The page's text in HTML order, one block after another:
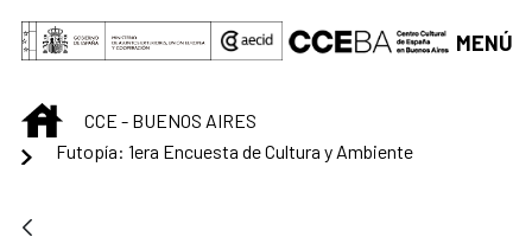
Saltar al contenido principal
MENÚ
INICIOCCE - BUENOS AIRES
Futopía: 1era Encuesta de Cultura y Ambiente